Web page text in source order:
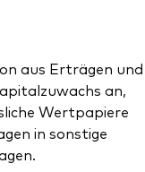
aus Erträgen und
an,
Wertpapiere
in sonstige